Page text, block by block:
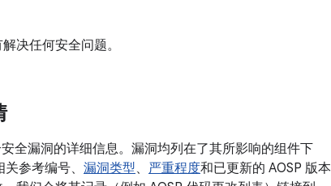
决任何安全问题。
全漏洞的详细信息。漏洞均列在了其所影响的组件下
参考编号、 漏洞类型、 严重程度和已更新的 AOSP 版本